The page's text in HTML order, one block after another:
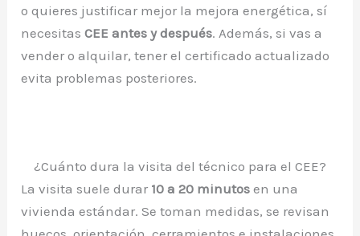
o quieres justificar mejor la mejora energética, sí
necesitasCEE antes y después. Además, si vas a
vender o alquilar, tener el certificado actualizado
evita problemas posteriores.
¿Cuánto dura la visita del técnico para el CEE?
La visita suele durar 10 a 20 minutos en una
vivienda estándar. Se toman medidas, se revisan